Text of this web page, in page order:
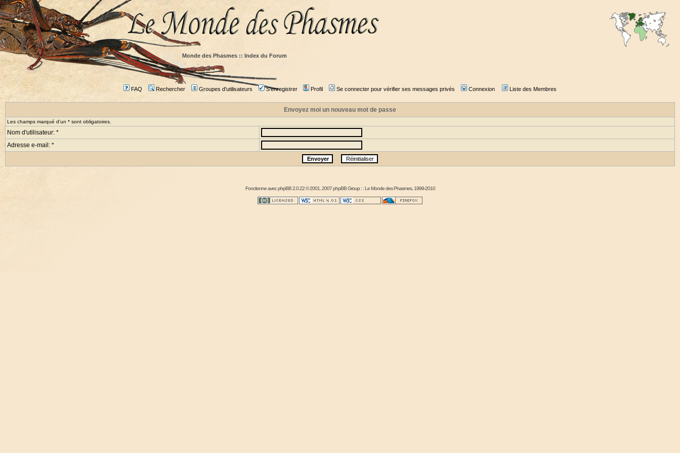
Monde des Phasmes :: Index du Forum
FAQ Rechercher Groupes d'utilisateurs S'enregistrer Profil Se connecter pour vérifier ses messages privés Connexion Liste des Membres
Envoyez moi un nouveau mot de passe
Les champs marqué d'un * sont obligatoires.
Nom d'utilisateur: *
Adresse e-mail: *
Fonctionne avecphpBB2.0.22 © 2001, 2007 phpBB Group : :Le Monde des Phasmes, 1999-2010